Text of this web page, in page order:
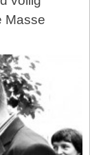
Masse